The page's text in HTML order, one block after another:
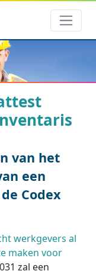
van het
een
Codex
werkgevers al
maken voor
zal een